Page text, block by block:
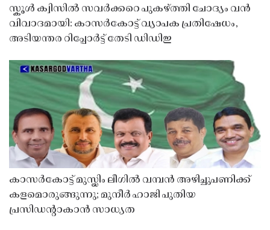
സ്കൂൾ ക്വിസിൽ സവർക്കറെ പുകഴ്ത്തി ചോദ്യം വൻ
വിവാദമായി: കാസർകോട്ട് വ്യാപക പ്രതിഷേധം,
അടിയന്തര റിപ്പോർട്ട് തേടി ഡിഡിഇ
കാസർകോട്ട് മുസ്ലിം ലീഗിൽ വമ്പൻ അഴിച്ചുപണിക്ക്
കളമൊരുങ്ങുന്നു; മുനീർ ഹാജി പുതിയ
പ്രസിഡൻ്റാകാൻ സാധ്യത